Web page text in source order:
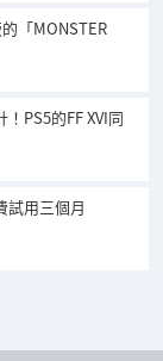
「MONSTER
PS5的FF XVI同
試用三個月